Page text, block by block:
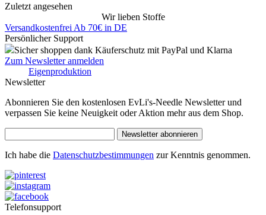
Zuletzt angesehen
Wir lieben Stoffe
Versandkostenfrei Ab 70€ in DE
Persönlicher Support
Sicher shoppen dank Käuferschutz mit PayPal und Klarna
Zum Newsletter anmelden
Eigenproduktion
Newsletter
Abonnieren Sie den kostenlosen EvLi's-Needle Newsletter und
verpassen Sie keine Neuigkeit oder Aktion mehr aus dem Shop.
Newsletter abonnieren
Ich habe die Datenschutzbestimmungen zur Kenntnis genommen.
Telefonsupport